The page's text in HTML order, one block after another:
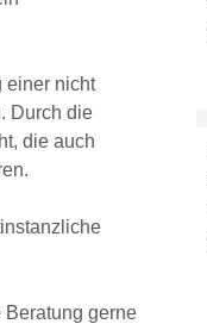
einer nicht
Durch die
die auch
gerne